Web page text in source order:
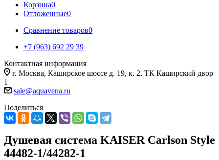
Корзина0
Отложенные0
Сравнение товаров0
+7 (963) 692 29 39
Контактная информация
г. Москва, Каширское шоссе д. 19, к. 2, ТК Каширский двор
1
sale@aquavena.ru
Поделиться
Душевая система KAISER Carlson Style
44482-1/44282-1